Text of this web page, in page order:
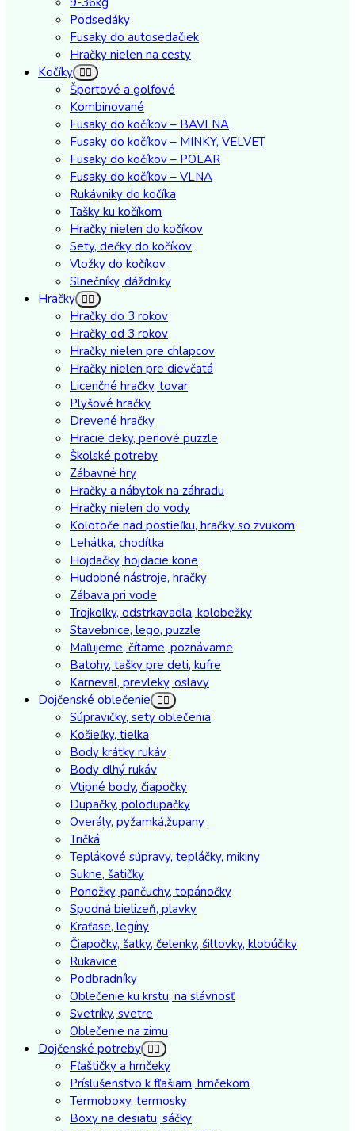
Podsedáky
Fusaky do autosedačiek
Hračky nielen na cesty
Kočíky
Športové a golfové
Kombinované
Fusaky do kočíkov – BAVLNA
Fusaky do kočíkov – MINKY, VELVET
Fusaky do kočíkov – POLAR
Fusaky do kočíkov – VLNA
Rukávniky do kočíka
Tašky ku kočíkom
Hračky nielen do kočíkov
Sety, dečky do kočíkov
Vložky do kočíkov
Slnečníky, dáždniky
Hračky
Hračky do 3 rokov
Hračky od 3 rokov
Hračky nielen pre chlapcov
Hračky nielen pre dievčatá
Licenčné hračky, tovar
Plyšové hračky
Drevené hračky
Hracie deky, penové puzzle
Školské potreby
Zábavné hry
Hračky a nábytok na záhradu
Hračky nielen do vody
Kolotoče nad postieľku, hračky so zvukom
Lehátka, chodítka
Hojdačky, hojdacie kone
Hudobné nástroje, hračky
Zábava pri vode
Trojkolky, odstrkavadla, kolobežky
Stavebnice, lego, puzzle
Maľujeme, čítame, poznávame
Batohy, tašky pre deti, kufre
Karneval, prevleky, oslavy
Dojčenské oblečenie
Súpravičky, sety oblečenia
Košieľky, tielka
Body krátky rukáv
Body dlhý rukáv
Vtipné body, čiapočky
Dupačky, polodupačky
Overály, pyžamká,župany
Tričká
Teplákové súpravy, tepláčky, mikiny
Sukne, šatičky
Ponožky, pančuchy, topánočky
Spodná bielizeň, plavky
Kraťase, legíny
Čiapočky, šatky, čelenky, šiltovky, klobúčiky
Rukavice
Podbradníky
Oblečenie ku krstu, na slávnosť
Svetríky, svetre
Oblečenie na zimu
Dojčenské potreby
Fľaštičky a hrnčeky
Príslušenstvo k fľašiam, hrnčekom
Termoboxy, termosky
Boxy na desiatu, sáčky